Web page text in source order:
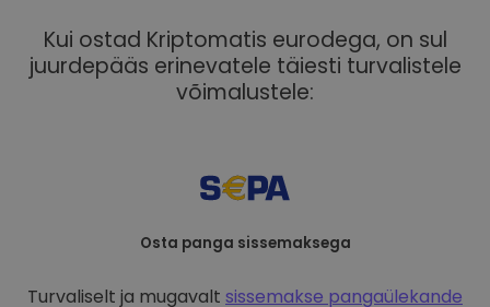
Kui ostad Kriptomatis eurodega, on sul
juurdepääs erinevatele täiesti turvalistele
võimalustele:
Osta panga sissemaksega
Turvaliselt ja mugavalt sissemakse pangaülekande